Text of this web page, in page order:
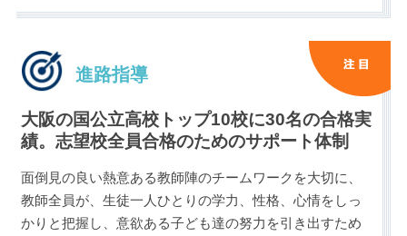
進路指導
大阪の国公立高校トップ10校に30名の合格実
績。志望校全員合格のためのサポート体制
面倒見の良い熱意ある教師陣のチームワークを大切に、
教師全員が、生徒一人ひとりの学力、性格、心情をしっ
かりと把握し、意欲ある子ども達の努力を引き出すため